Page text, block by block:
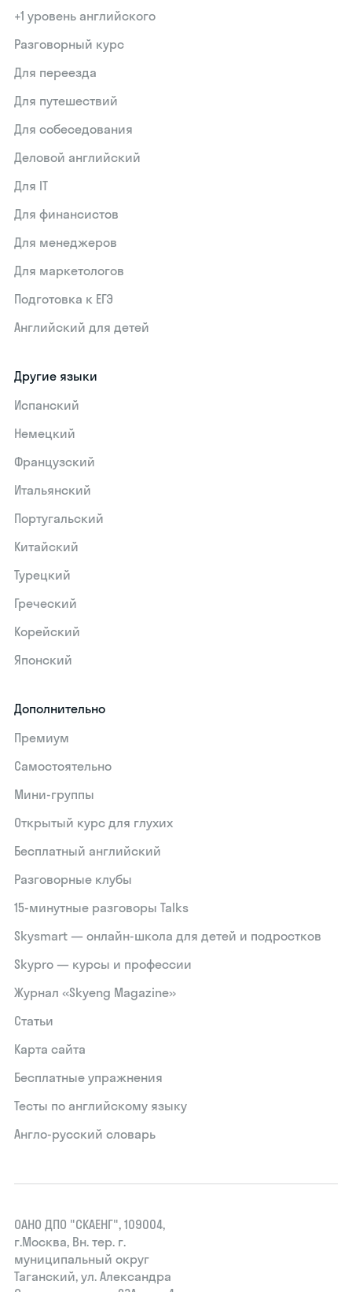
+1 уровень английского
Разговорный курс
Для переезда
Для путешествий
Для собеседования
Деловой английский
Для IT
Для финансистов
Для менеджеров
Для маркетологов
Подготовка к ЕГЭ
Английский для детей
Другие языки
Испанский
Немецкий
Французский
Итальянский
Португальский
Китайский
Турецкий
Греческий
Корейский
Японский
Дополнительно
Премиум
Самостоятельно
Мини-группы
Открытый курс для глухих
Бесплатный английский
Разговорные клубы
15‑минутные разговоры Talks
Skysmart — онлайн-школа для детей и подростков
Skypro — курсы и профессии
Журнал «Skyeng Magazine»
Статьи
Карта сайта
Бесплатные упражнения
Тесты по английскому языку
Англо-русский словарь
ОАНО ДПО "СКАЕНГ", 109004,
г.Москва, Вн. тер. г.
муниципальный округ
Таганский, ул. Александра